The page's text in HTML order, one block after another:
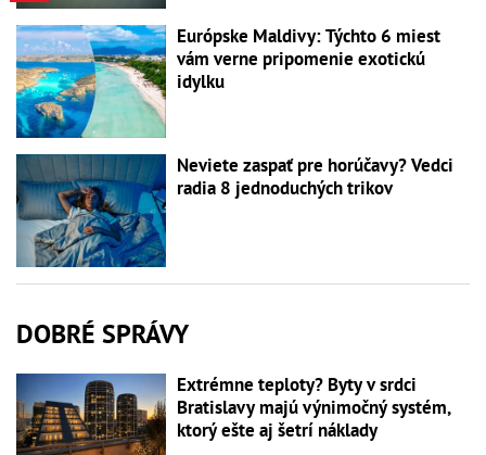
Európske Maldivy: Týchto 6 miest
vám verne pripomenie exotickú
idylku
Neviete zaspať pre horúčavy? Vedci
radia 8 jednoduchých trikov
DOBRÉ SPRÁVY
Extrémne teploty? Byty v srdci
Bratislavy majú výnimočný systém,
ktorý ešte aj šetrí náklady